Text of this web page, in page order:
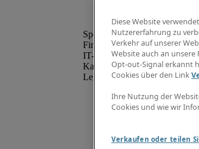
Finanz- & Rechnungswesen
IT-Bereich
Kaufmännischer Bereich
Legal
Diese Website
Nutzererfahrung zu
Verkehr auf unserer
Website auch an unsere
Opt-out-Signal erkannt
Cookies über den Link
Ihre Nutzung der
Cookies und wie wir
Verkaufen oder teilen